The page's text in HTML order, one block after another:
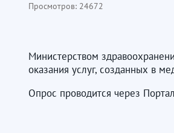
Просмотров: 24672
Министерством
оказания услуг, созданных в
Опрос проводится через